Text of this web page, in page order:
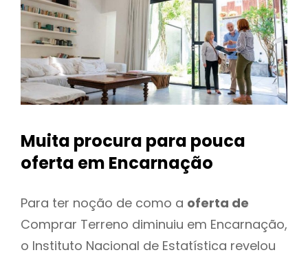
Muita procura para pouca
oferta em Encarnação
Para ter noção de como a oferta de
Comprar Terreno diminuiu em Encarnação,
o Instituto Nacional de Estatística revelou